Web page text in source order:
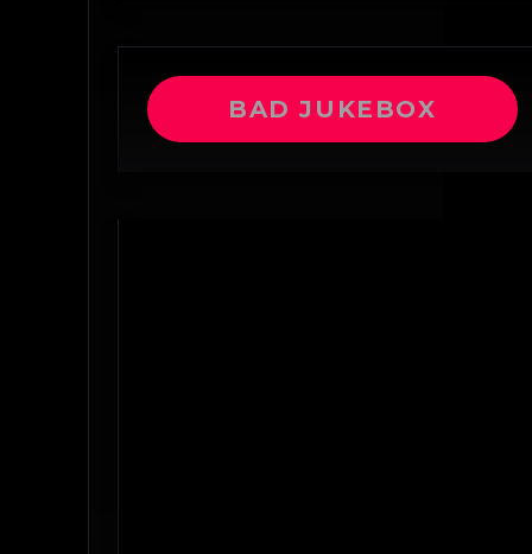
BAD JUKEBOX